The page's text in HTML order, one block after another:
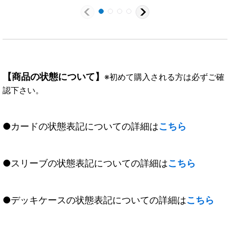
【商品の状態について】 ※初めて購入される方は必ずご確
認下さい。
●カードの状態表記についての詳細はこちら
●スリーブの状態表記についての詳細はこちら
●デッキケースの状態表記についての詳細はこちら